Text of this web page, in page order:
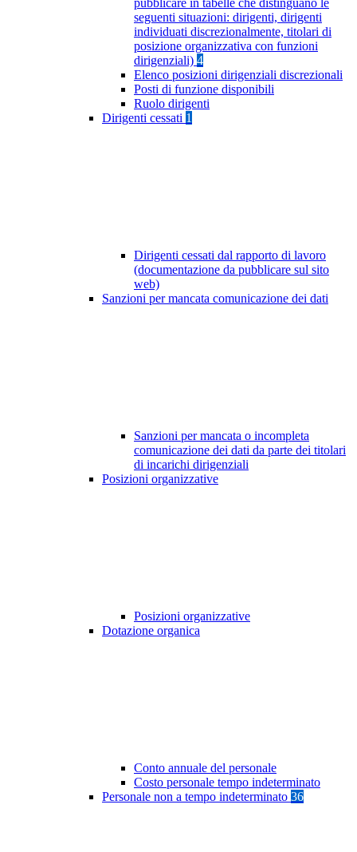
pubblicare in tabelle che distinguano le
seguenti situazioni: dirigenti, dirigenti
individuati discrezionalmente, titolari di
posizione organizzativa con funzioni
dirigenziali) 4
Elenco posizioni dirigenziali discrezionali
Posti di funzione disponibili
Ruolo dirigenti
Dirigenti cessati 1
Dirigenti cessati dal rapporto di lavoro
(documentazione da pubblicare sul sito
web)
Sanzioni per mancata comunicazione dei dati
Sanzioni per mancata o incompleta
comunicazione dei dati da parte dei titolari
di incarichi dirigenziali
Posizioni organizzative
Posizioni organizzative
Dotazione organica
Conto annuale del personale
Costo personale tempo indeterminato
Personale non a tempo indeterminato 36